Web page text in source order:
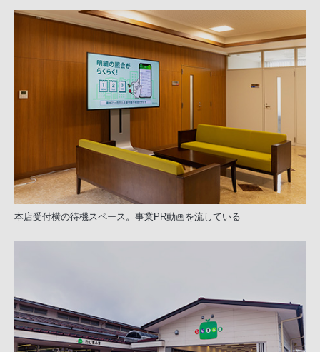
本店受付横の待機スペース。事業PR動画を流している